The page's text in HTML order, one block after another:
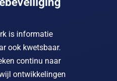
is informatie
ook kwetsbaar.
continu naar
ontwikkelingen